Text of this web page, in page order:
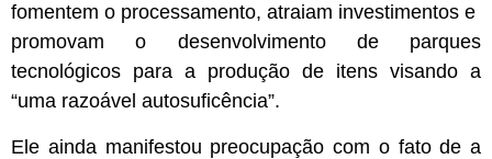
fomentem o processamento, atraiam investimentos e
promovam o desenvolvimento de parques
tecnológicos para a produção de itens visando a
“uma razoável autosuficência”.
Ele ainda manifestou preocupação com o fato de a